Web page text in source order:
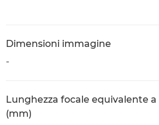
Dimensioni immagine
-
Lunghezza focale equivalente
(mm)